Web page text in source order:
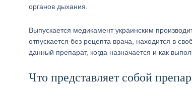
органов дыхания.
Выпускается медикамент украинским
отпускается без рецепта врача, находится в
данный препарат, когда назначается и как
Что представляет собой